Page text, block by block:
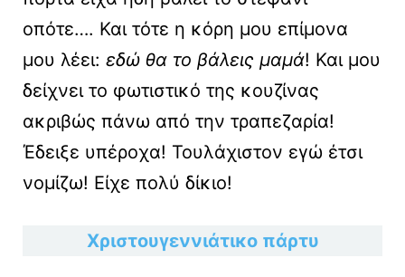
οπότε…. Και τότε η κόρη μου επίμονα
μου λέει: εδώ θα το βάλεις μαμά! Και μου
δείχνει το φωτιστικό της κουζίνας
ακριβώς πάνω από την τραπεζαρία!
Έδειξε υπέροχα! Τουλάχιστον εγώ έτσι
νομίζω! Είχε πολύ δίκιο!
Χριστουγεννιάτικο πάρτυ